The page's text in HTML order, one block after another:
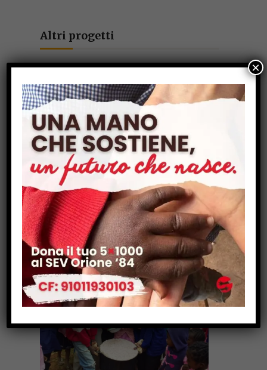
Altri progetti
Dobaw (Burkina Faso – 2020):
Costruzione di un pozzo presso un
piccolo villaggio burkinabè
×